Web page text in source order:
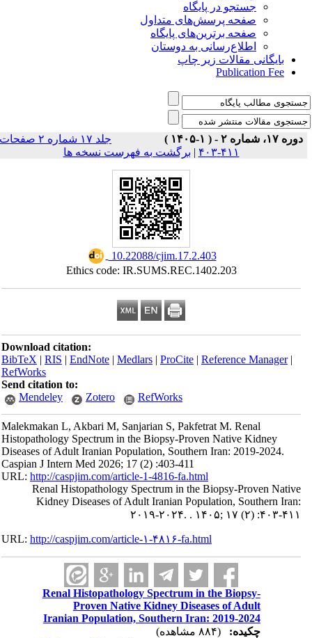
جستجو در پایگاه
صفحه پرسش‌های متداول
صفحه برترین‌های پایگاه
اطلاع‌رسانی به دوستان
بایگانی مقالات زیر چاپ
Publication Fee
دوره ۱۷، شماره ۲ - ( ۱-۱۴۰۵ )
جلد ۱۷ شماره ۲ صفحات
۴۱۱-۴۰۳
|برگشت به فهرست نسخه ها
‎ 10.22088/cjim.17.2.403
Ethics code: IR.SUMS.REC.1402.203
Download citation:
BibTeX|RIS|EndNote|Medlars|ProCite|Reference Manager
RefWorks
Send citation to:
Mendeley
Zotero RefWorks
Malekmakan L, Akbari M, Sanjarian S, Pakfetrat M. Renal
Histopathology Spectrum in the Biopsy-Proven Native Kidney
Diseases of Adult Iranian Population, Southern Iran: 2019-2024.
Caspian J Intern Med 2026; 17 (2) :403-411
URL:http://caspjim.com/article-1-4816-fa.html
Renal Histopathology Spectrum in the Biopsy-Proven Native
Kidney Diseases of Adult Iranian Population, Southern Iran:
۲۰۱۹-۲۰۲۴. . ۱۴۰۵; ۱۷ (۲) :۴۰۳-۴۱۱
URL:http://caspjim.com/article-۱-۴۸۱۶-fa.html
Renal Histopathology Spectrum in the Biopsy-
Proven Native Kidney Diseases of Adult
Iranian Population, Southern Iran: 2019-2024
چکیده: